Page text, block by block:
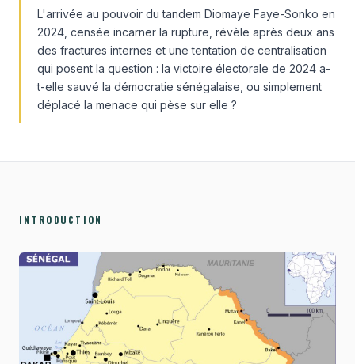
L'arrivée au pouvoir du tandem Diomaye Faye-Sonko en
2024, censée incarner la rupture, révèle après deux ans
des fractures internes et une tentation de centralisation
qui posent la question : la victoire électorale de 2024 a-
t-elle sauvé la démocratie sénégalaise, ou simplement
déplacé la menace qui pèse sur elle ?
INTRODUCTION